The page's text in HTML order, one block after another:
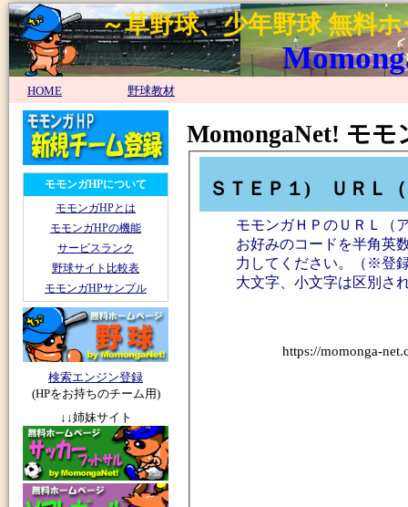
～草野球、少年野球 無料
HOME 野球教材
モモンガHPについて
モモンガHPとは
モモンガHPの機能
サービスランク
野球サイト比較表
モモンガHPサンプル
検索エンジン登録
(HPをお持ちのチーム用)
↓↓姉妹サイト
MomongaNet! モ
ＳＴＥＰ１) ＵＲＬ
モモンガＨＰのＵＲＬ（
お好みのコードを半角英
力してください。（※登
大文字、小文字は区別さ
https://momonga-